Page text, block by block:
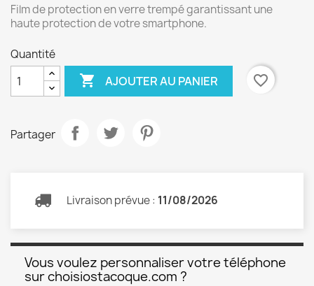
Film de protection en verre trempé garantissant une
haute protection de votre smartphone.
Quantité
 AJOUTER AU PANIER favorite_border
Partager
Livraison prévue : 11/08/2026
Vous voulez personnaliser votre téléphone
sur choisiostacoque.com ?